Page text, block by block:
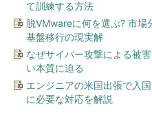
て訓練する方法
脱VMwareに何を選ぶ? 市場
基盤移行の現実解
なぜサイバー攻撃による被
い本質に迫る
エンジニアの米国出張で入
に必要な対応を解説